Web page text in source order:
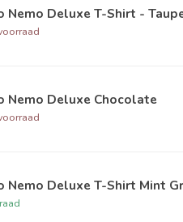
Nemo Deluxe T-Shirt -
Nemo Deluxe Chocolate
Nemo Deluxe T-Shirt Mint